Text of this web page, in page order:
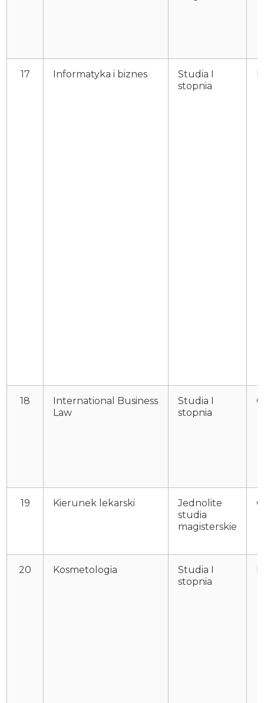
17 Informatyka i biznes
Studia I
stopnia
18
International Business
Law
Studia I
stopnia
19 Kierunek lekarski
Jednolite
studia
magisterskie
20 Kosmetologia
Studia I
stopnia